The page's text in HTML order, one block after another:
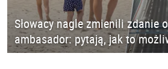
Słowacy nagle zmienili zdanie
ambasador: pytają, jak to